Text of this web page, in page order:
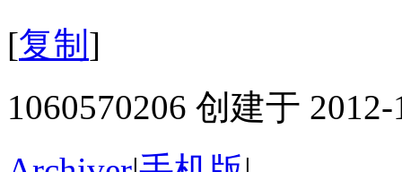
[复制 ]
1060570206 创建于 2012-